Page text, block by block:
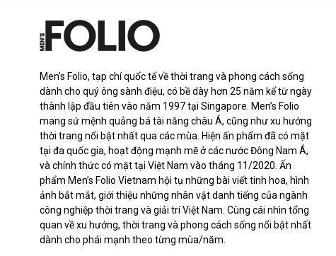
Men’s Folio, tạp chí quốc tế về thời trang và phong cách sống
dành cho quý ông sành điệu, có bề dày hơn 25 năm kể từ ngày
thành lập đầu tiên vào năm 1997 tại Singapore. Men’s Folio
mang sứ mệnh quảng bá tài năng châu Á, cũng như xu hướng
thời trang nổi bật nhất qua các mùa. Hiện ấn phẩm đã có mặt
tại đa quốc gia, hoạt động mạnh mẽ ở các nước Đông Nam Á,
và chính thức có mặt tại Việt Nam vào tháng 11/2020. Ấn
phẩm Men’s Folio Vietnam hội tụ những bài viết tinh hoa, hình
ảnh bắt mắt, giới thiệu những nhân vật danh tiếng của ngành
công nghiệp thời trang và giải trí Việt Nam. Cùng cái nhìn tổng
quan về xu hướng, thời trang và phong cách sống nổi bật nhất
dành cho phái mạnh theo từng mùa/năm.